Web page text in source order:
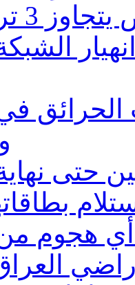
الحرائق
حتى
أي هجوم